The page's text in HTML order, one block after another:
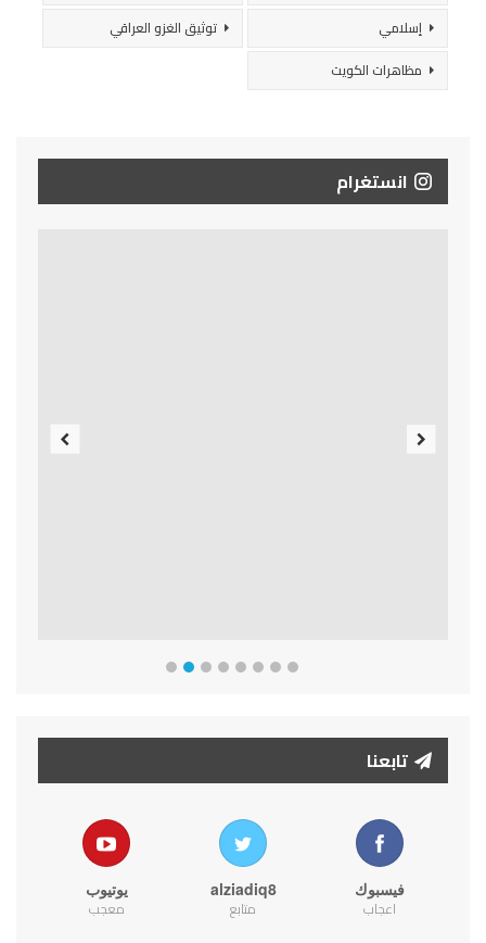
إسلامي
توثيق الغزو العراقي
مظاهرات الكويت
انستغرام
تابعنا
فيسبوك
اعجاب
alziadiq8
متابع
يوتيوب
معجب